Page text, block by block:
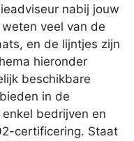
nabij jouw
veel van de
en de lijntjes zijn
hieronder
beschikbare
in de
enkel bedrijven en
certificering. Staat